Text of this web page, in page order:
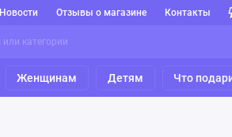
Новости Отзывы о магазине Контакты
Женщинам Детям Что